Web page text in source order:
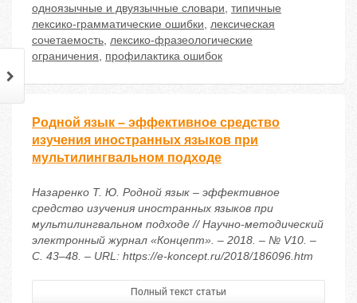
одноязычные и двуязычные словари, типичные
лексико-грамматические ошибки, лексическая
сочетаемость, лексико-фразеологические
ограничения, профилактика ошибок
Родной язык – эффективное средство
изучения иностранных языков при
мультилингвальном подходе
Назаренко Т. Ю. Родной язык – эффективное
средство изучения иностранных языков при
мультилингвальном подходе // Научно-методический
электронный журнал «Концепт». – 2018. – № V10. –
С. 43–48. – URL: https://e-koncept.ru/2018/186096.htm
Полный текст статьи